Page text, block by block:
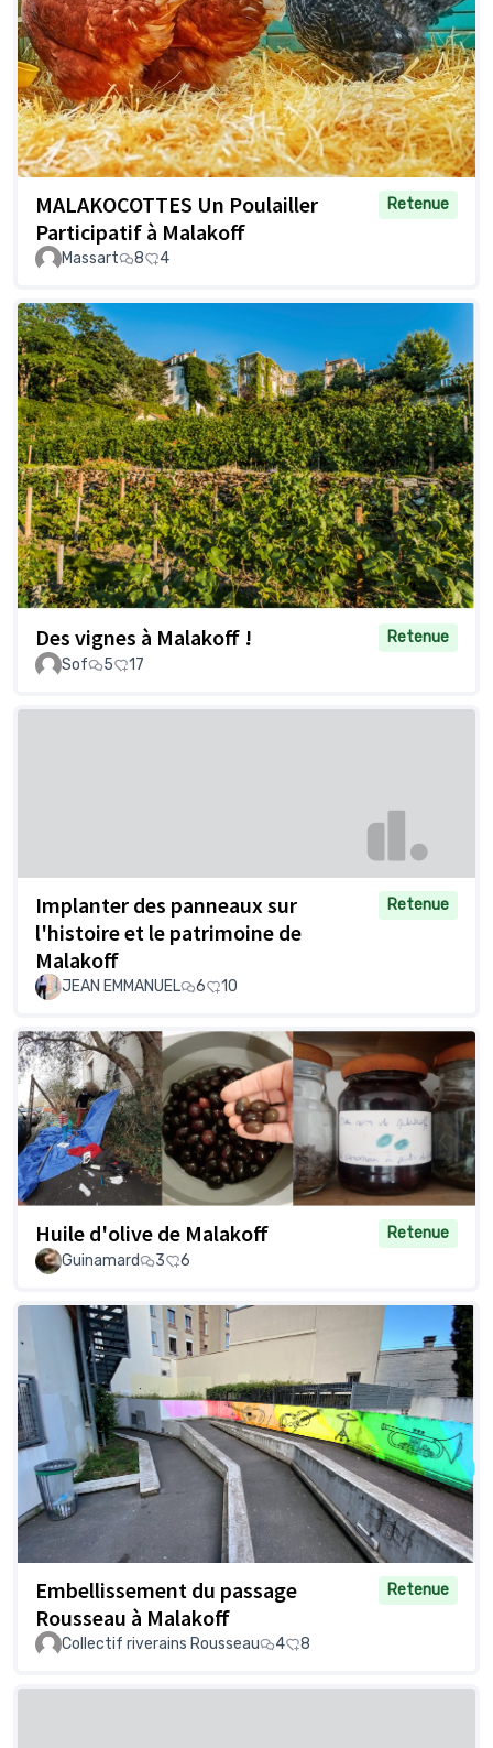
MALAKOCOTTES Un Poulailler
Participatif à Malakoff
Retenue
Massart 8 4
Des vignes à Malakoff !
Retenue
Sof
5 17
Implanter des panneaux sur
l'histoire et le patrimoine de
Malakoff
Retenue
JEAN EMMANUEL 6 10
Huile d'olive de Malakoff
Retenue
Guinamard
3 6
Embellissement du passage
Rousseau à Malakoff
Retenue
Collectif riverains Rousseau 4 8